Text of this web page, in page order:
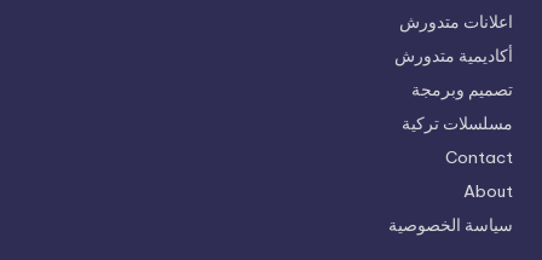
اعلانات متدورش
أكاديمية متدورش
تصميم وبرمجة
مسلسلات تركية
Contact
About
سياسة الخصوصية